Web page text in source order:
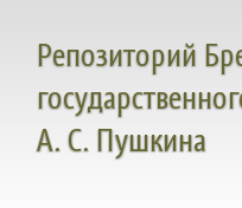
Репозиторий
А. С. Пушкина